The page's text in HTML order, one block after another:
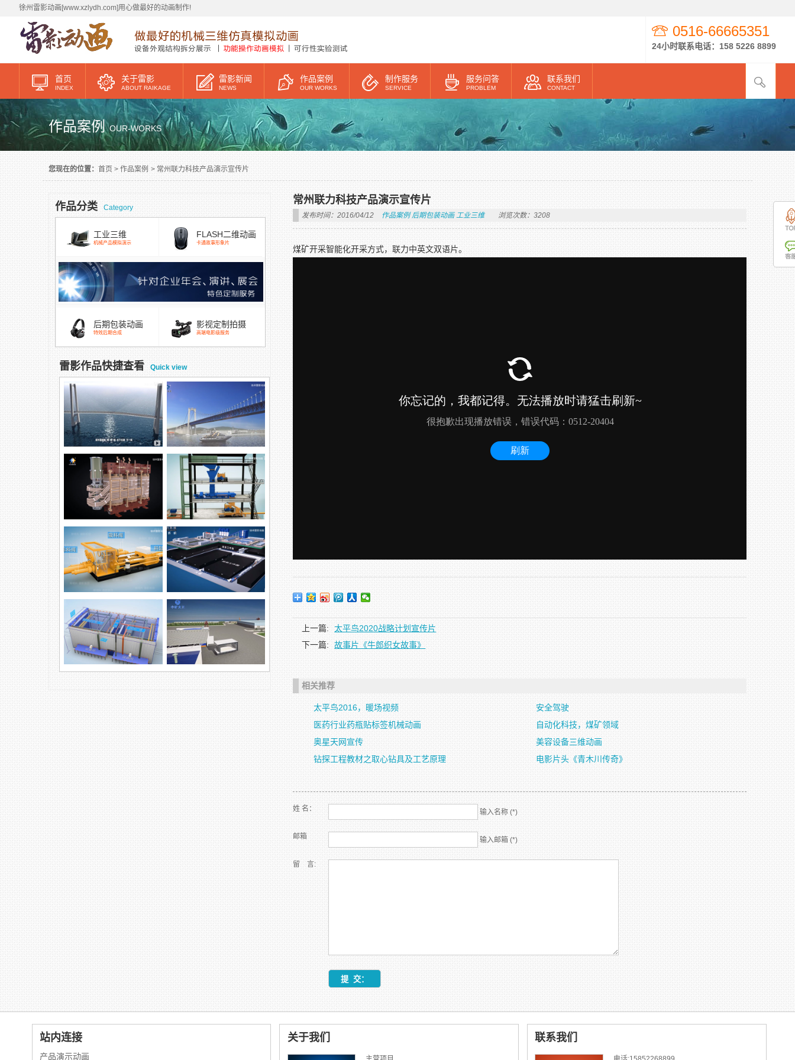
徐州雷影动画[www.xzlydh.com]用心做最好的动画制作!
0516-66665351
24小时联系电话：158 5226 8899
首页
INDEX
关于雷影
ABOUT RAIKAGE
雷影新闻
NEWS
作品案例
OUR WORKS
制作服务
SERVICE
服务问答
PROBLEM
联系我们
CONTACT
作品案例OUR-WORKS
您现在的位置： 首页 > 作品案例 > 常州联力科技产品演示宣传片
作品分类 Category
工业三维
机械产品模拟演示
FLASH二维动画
卡通故事形象片
后期包装动画
特效后期合成
影视定制拍摄
高端电影级服务
雷影作品快捷查看 Quick view
跨海大桥混凝土涂装方案，防
五峰山长江大桥除湿演示动画
徐州变压器模型展示 三维设备
拆分动画
浓浆泵业废物处理
柱塞泵环保产品 自动化科技，煤矿领域
常州联力科技产品演示宣传片
发布时间：2016/04/12 作品案例 后期包装动画 工业三维 浏览次数：3208
煤矿开采智能化开采方式，联力中英文双语片。
上一篇:
太平鸟2020战略计划宣传片
下一篇:
故事片《牛郎织女故事》
相关推荐
太平鸟2016，暖场视频
安全驾驶
医药行业药瓶贴标签机械动画
自动化科技，煤矿领域
奥星天网宣传
美容设备三维动画
钻探工程教材之取心钻具及工艺原理
电影片头《青木川传奇》
姓 名： 输入名称 (*)
邮箱 输入邮箱 (*)
留 言:
站内连接
产品演示动画
关于我们 联系我们